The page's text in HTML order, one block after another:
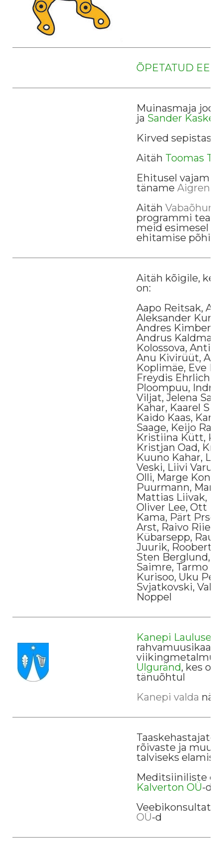
ÕPETATUD
Muinasmaja
ja Sander Kaske
Kirved sepistas
Aitäh Toomas
Ehitusel
täname Aigren
Aitäh
programmi
meid esimesel
ehitamise
Aitäh kõigile, kes
on:
Aapo Reitsak,
Aleksander
Andres Kimber,
Andrus Kaldma,
Kolossova, Anti
Anu Kivirüüt,
Koplimäe, Eve
Freydis Ehrlich,
Ploompuu,
Viljat, Jelena
Kahar, Kaarel
Kaido Kaas, Karl
Saage, Keijo
Kristiina Kütt,
Kristjan Oad,
Kuuno Kahar,
Veski, Liivi Varul,
Olli, Marge
Puurmann,
Mattias Liivak,
Oliver Lee, Ott
Kama, Pärt
Arst, Raivo Riiel,
Kübarsepp,
Juurik, Roobert
Sten Berglund,
Saimre, Tarmo
Kurisoo, Uku
Svjatkovski,
Noppel
Kanepi
Ulguränd, kes on
tänuõhtul
Kanepi valda
Taaskehastajate
rõivaste ja muu
talviseks
Meditsiiniliste
Kalverton OÜ-d
OÜ-d